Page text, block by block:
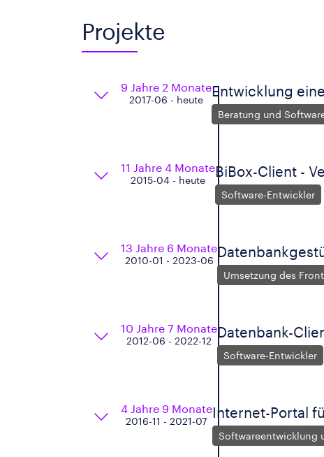
Projekte
9 Jahre 2 Monate
2017-06 - heute
Entwicklung
Beratung und
11 Jahre 4 Monate
2015-04 - heute
BiBox-Client -
Software-Entwickler
13 Jahre 6 Monate
2010-01 - 2023-06
Umsetzung des
10 Jahre 7 Monate
2012-06 - 2022-12
Datenbank-
Software-Entwickler
4 Jahre 9 Monate
2016-11 - 2021-07
Internet-Portal
Softwareentwicklung